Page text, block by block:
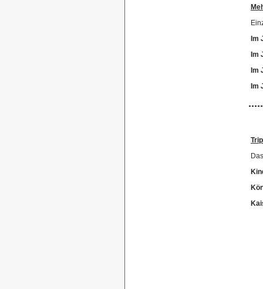
Im
Im
Im
Im